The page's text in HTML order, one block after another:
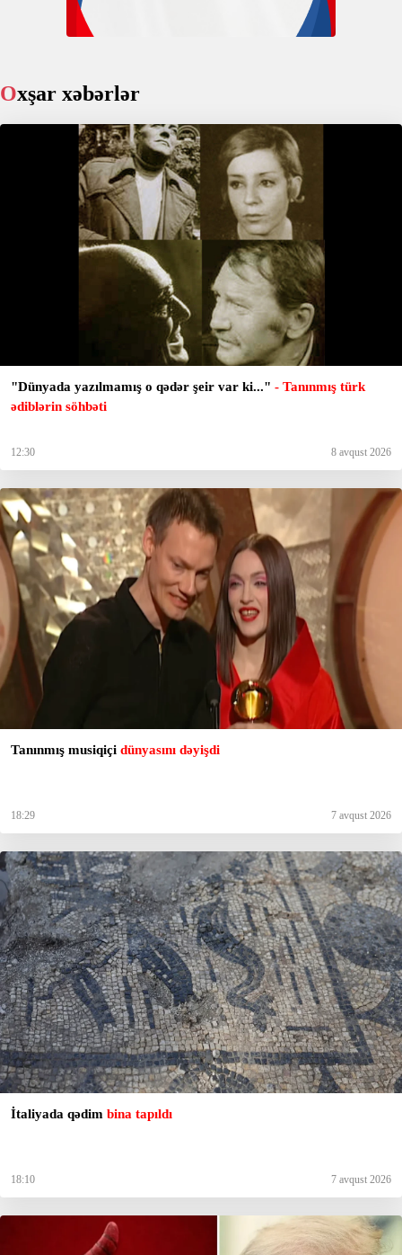
Oxşar xəbərlər
"Dünyada yazılmamış o qədər şeir var ki..." - Tanınmış türk
ədiblərin söhbəti
12:30 8 avqust 2026
Tanınmış musiqiçi dünyasını dəyişdi
18:29 7 avqust 2026
İtaliyada qədim bina tapıldı
18:10 7 avqust 2026